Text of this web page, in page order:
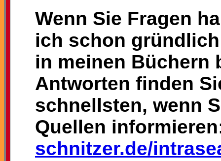
Wenn Sie Fragen
ich schon
in meinen Büchern
Antworten finden
schnellsten, wenn
Quellen
schnitzer.de/